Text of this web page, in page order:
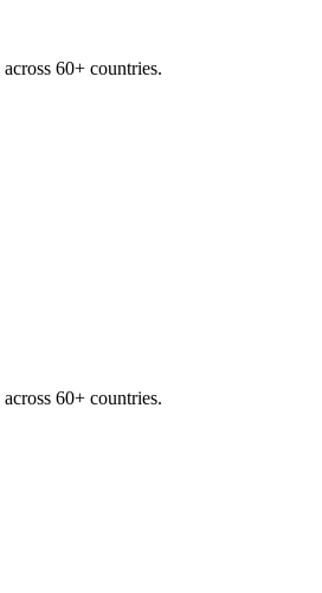
60+ countries.
60+ countries.